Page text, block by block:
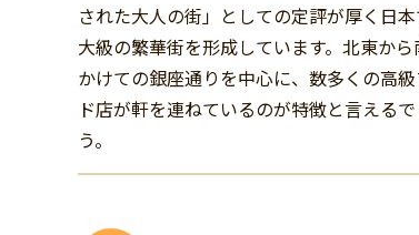
された大人の街」としての定評が厚く日
大級の繁華街を形成しています。北東から
かけての銀座通りを中心に、数多くの高
ド店が軒を連ねているのが特徴と言えるで
う。